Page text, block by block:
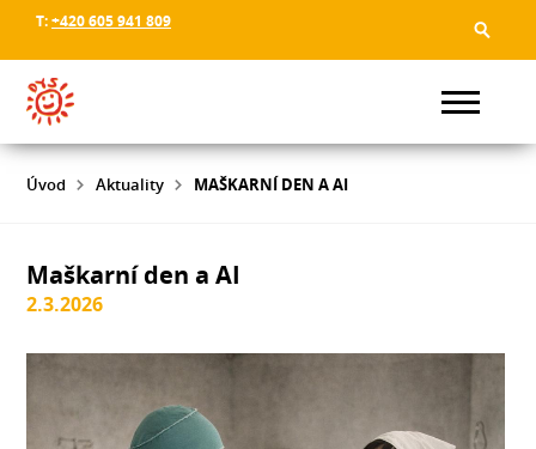
T:+420 605 941 809
Úvod Aktuality MAŠKARNÍ DEN A AI
Maškarní den a AI
2.3.2026